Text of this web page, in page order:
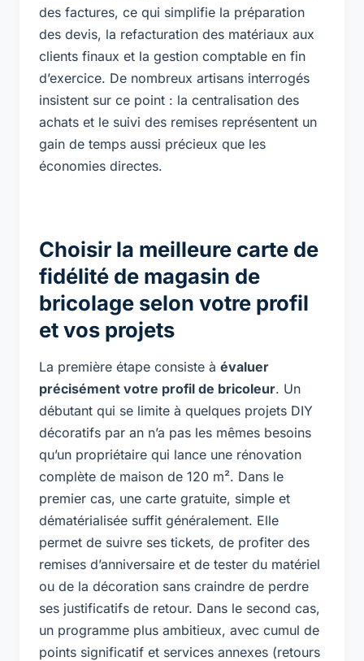
des factures, ce qui simplifie la préparation
des devis, la refacturation des matériaux aux
clients finaux et la gestion comptable en fin
d’exercice. De nombreux artisans interrogés
insistent sur ce point : la centralisation des
achats et le suivi des remises représentent un
gain de temps aussi précieux que les
économies directes.
Choisir la meilleure carte de
fidélité de magasin de
bricolage selon votre profil
et vos projets
La première étape consiste à évaluer
précisément votre profil de bricoleur. Un
débutant qui se limite à quelques projets DIY
décoratifs par an n’a pas les mêmes besoins
qu’un propriétaire qui lance une rénovation
complète de maison de 120 m². Dans le
premier cas, une carte gratuite, simple et
dématérialisée suffit généralement. Elle
permet de suivre ses tickets, de profiter des
remises d’anniversaire et de tester du matériel
ou de la décoration sans craindre de perdre
ses justificatifs de retour. Dans le second cas,
un programme plus ambitieux, avec cumul de
points significatif et services annexes (retours